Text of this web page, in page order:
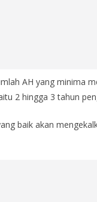
AH yang minima
2 hingga 3 tahun
baik akan